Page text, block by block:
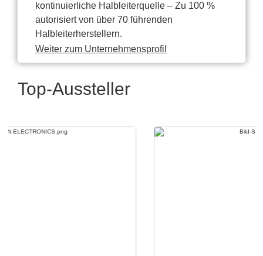
kontinuierliche Halbleiterquelle – Zu 100 %
autorisiert von über 70 führenden
Halbleiterherstellern.
Weiter zum Unternehmensprofil
Top-Aussteller